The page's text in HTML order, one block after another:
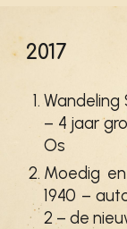
2017
Wandeling
– 4 jaar
Os
Moedig
1940 –
2 – de